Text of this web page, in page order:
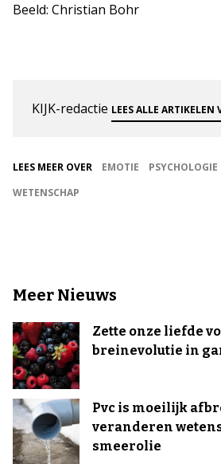
Beeld: Christian Bohr
KIJK-redactie LEES ALLE ARTIKELEN
LEES MEER OVER EMOTIE PSYCHOLOGIE
WETENSCHAP
Meer Nieuws
Zette onze liefde
breinevolutie in
Pvc is moeilijk
veranderen
smeerolie